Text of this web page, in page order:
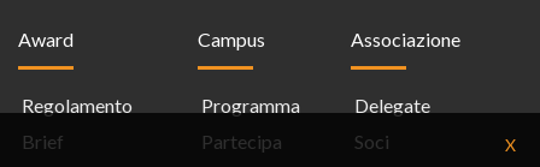
Award
Regolamento
Brief
Campus
Programma
Partecipa
Associazione
Delegate
Soci
X